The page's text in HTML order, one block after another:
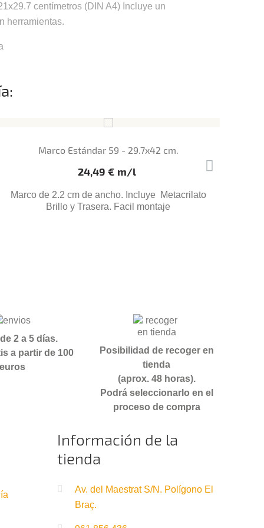
centímetros (DIN A4) Incluye un
herramientas.
Marco Estándar 59 - 29.7x42 cm.
Precio
24,49 € m/l
Marco de 2.2 cm de ancho. Incluye Metacrilato
Brillo y Trasera. Facil montaje
2 a 5 días.
a partir de 100
euros
Posibilidad de recoger en
tienda
(aprox. 48 horas).
Podrá seleccionarlo en el
proceso de compra
Información de la
tienda
Av. del Maestrat S/N. Polígono El
Braç.